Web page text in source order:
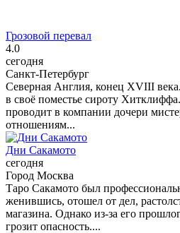
Грозовой перевал
4.0
сегодня
Санкт-Петербург
Северная Англия, конец XVIII
в своё поместье сироту
проводит в компании дочери
отношениям...
Дни Сакамото
сегодня
Город Москва
Таро Сакамото был
женившись, отошел от дел,
магазина. Однако из-за его
грозит опасность....